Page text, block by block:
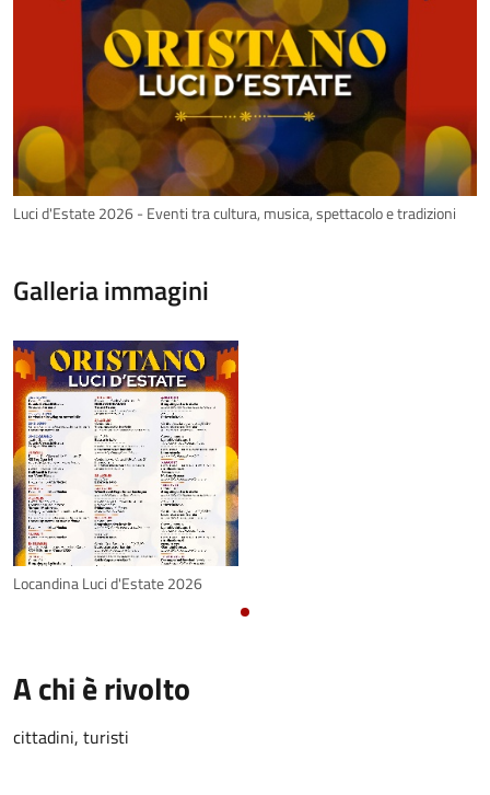
Luci d'Estate 2026 - Eventi tra cultura, musica, spettacolo e tradizioni
Galleria immagini
Locandina Luci d'Estate 2026
A chi è rivolto
cittadini, turisti